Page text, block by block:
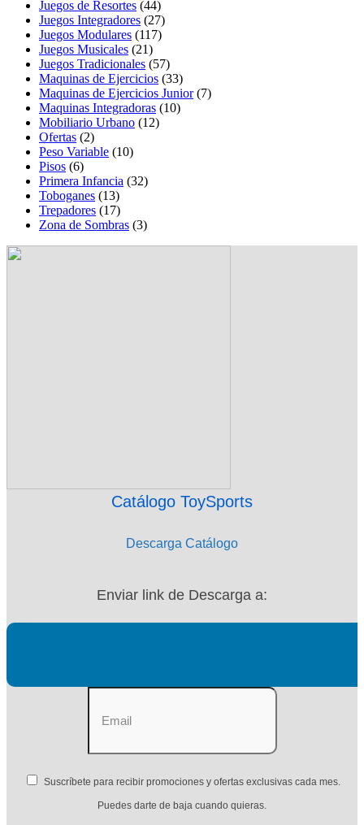
Juegos de Resortes (44)
Juegos Integradores (27)
Juegos Modulares (117)
Juegos Musicales (21)
Juegos Tradicionales (57)
Maquinas de Ejercicios (33)
Maquinas de Ejercicios Junior (7)
Maquinas Integradoras (10)
Mobiliario Urbano (12)
Ofertas (2)
Peso Variable (10)
Pisos (6)
Primera Infancia (32)
Toboganes (13)
Trepadores (17)
Zona de Sombras (3)
Catálogo ToySports
Descarga Catálogo
Enviar link de Descarga a:
Suscríbete para recibir promociones y ofertas exclusivas cada mes.
Puedes darte de baja cuando quieras.